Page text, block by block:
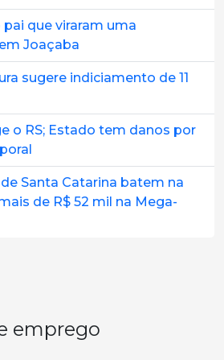
que viraram uma
Joaçaba
sugere indiciamento de 11
o RS; Estado tem danos por
Santa Catarina batem na
de R$ 52 mil na Mega-
emprego